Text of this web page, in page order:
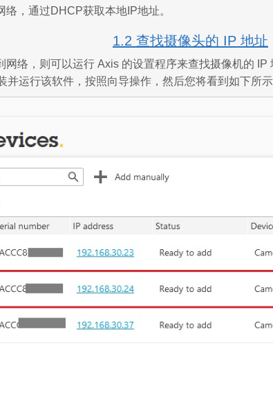
，通过DHCP获取本地IP地址。
1.2 查找摄像头的 IP 地址
网络，则可以运行 Axis 的设置程序来查找摄像机的
并运行该软件，按照向导操作，然后您将看到如下所